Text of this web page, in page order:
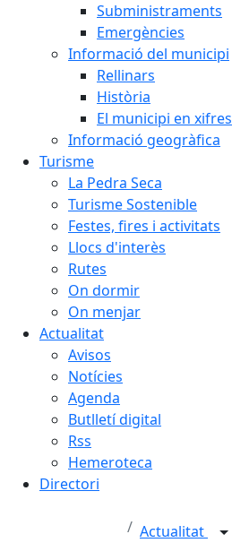
Subministraments
Emergències
Informació del municipi
Rellinars
Història
El municipi en xifres
Informació geogràfica
Turisme
La Pedra Seca
Turisme Sostenible
Festes, fires i activitats
Llocs d'interès
Rutes
On dormir
On menjar
Actualitat
Avisos
Notícies
Agenda
Butlletí digital
Rss
Hemeroteca
Directori
Actualitat